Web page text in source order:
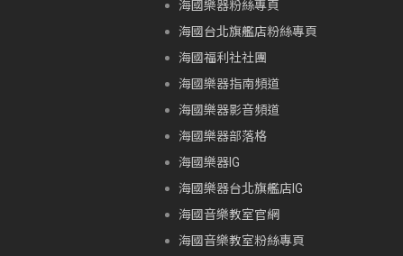
海國樂器粉絲專頁
海國台北旗艦店粉絲專頁
海國福利社社團
海國樂器指南頻道
海國樂器影音頻道
海國樂器部落格
海國樂器IG
海國樂器台北旗艦店IG
海國音樂教室官網
海國音樂教室粉絲專頁